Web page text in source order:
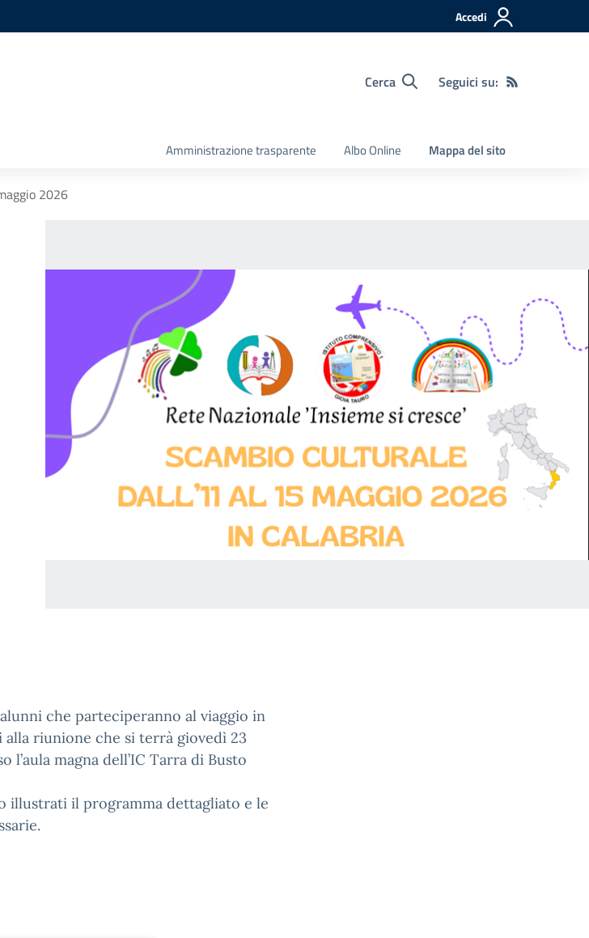
Accedi
Cerca Seguici su:
Amministrazione trasparente Albo Online Mappa del sito
2026
che parteciperanno al viaggio in
alla riunione che si terrà giovedì 23
l’aula magna dell’IC Tarra di Busto
illustrati il programma dettagliato e le